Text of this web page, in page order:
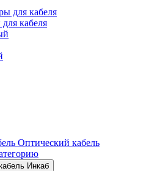
кабеля
Оптический кабель
Инкаб